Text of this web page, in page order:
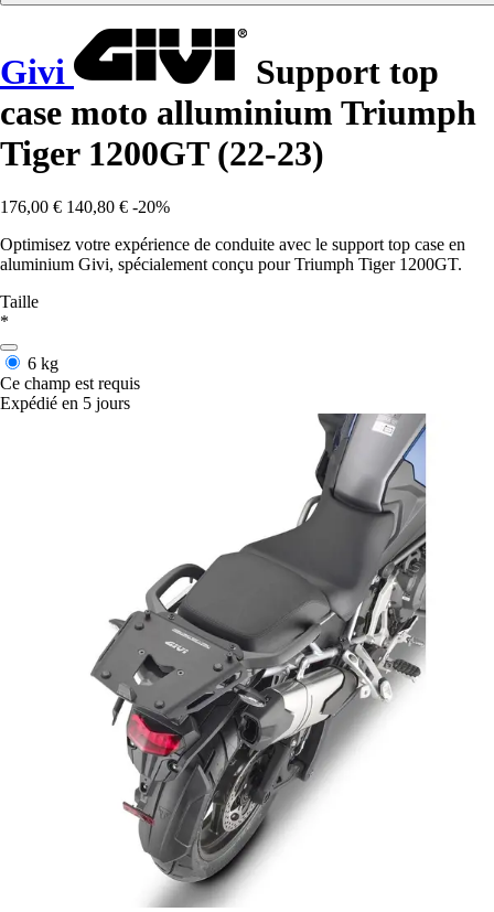
Givi
Support top
case moto alluminium Triumph
Tiger 1200GT (22-23)
176,00 € 140,80 € -20%
Optimisez votre expérience de conduite avec le support top case en
aluminium Givi, spécialement conçu pour Triumph Tiger 1200GT.
Taille
*
6 kg
Ce champ est requis
Expédié en 5 jours